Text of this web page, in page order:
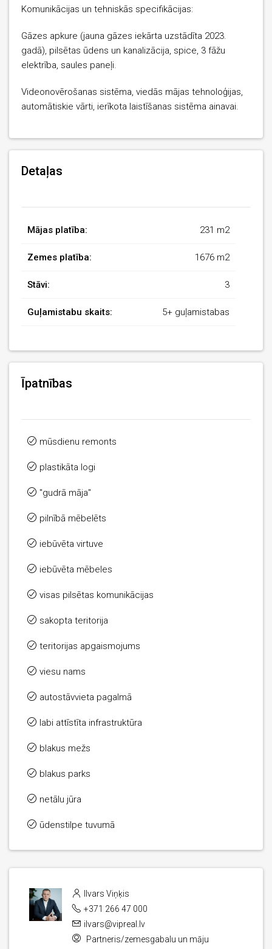
Komunikācijas un tehniskās specifikācijas:
Gāzes apkure (jauna gāzes iekārta uzstādīta 2023.
gadā), pilsētas ūdens un kanalizācija, spice, 3 fāžu
elektrība, saules paneļi.
Videonovērošanas sistēma, viedās mājas tehnoloģijas,
automātiskie vārti, ierīkota laistīšanas sistēma ainavai.
Detaļas
Mājas platība: 231 m2
Zemes platība: 1676 m2
Stāvi: 3
Guļamistabu skaits: 5+ guļamistabas
Īpatnības
mūsdienu remonts
plastikāta logi
"gudrā māja"
pilnībā mēbelēts
iebūvēta virtuve
iebūvēta mēbeles
visas pilsētas komunikācijas
sakopta teritorija
teritorijas apgaismojums
viesu nams
autostāvvieta pagalmā
labi attīstīta infrastruktūra
blakus mežs
blakus parks
netālu jūra
ūdenstilpe tuvumā
Ilvars Viņķis
+371 266 47 000
ilvars@vipreal.lv
Partneris/zemesgabalu un māju